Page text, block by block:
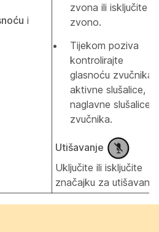
i
zvona ili isključite
zvono.
Tijekom poziva
kontrolirajte
glasnoću zvučnika
aktivne slušalice,
naglavne slušalice ili
zvučnika.
Utišavanje
Uključite ili isključite
značajku za utišavanje.